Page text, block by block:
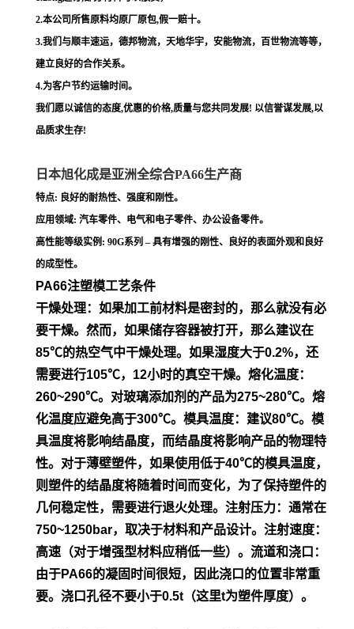
2.本公司所售原料均原厂原包,假一赔十。
3.我们与顺丰速运，德邦物流，天地华宇，安能物流，百世物流等等，
建立良好的合作关系。
4.为客户节约运输时间。
我们愿以诚信的态度,优惠的价格,质量与您共同发展! 以信誉谋发展,以
品质求生存!
日本旭化成是亚洲全综合PA66生产商
特点: 良好的耐热性、强度和刚性。
应用领域: 汽车零件、电气和电子零件、办公设备零件。
高性能等级实例: 90G系列 – 具有增强的刚性、良好的表面外观和良好
的成型性。
PA66注塑模工艺条件
干燥处理：如果加工前材料是密封的，那么就没有必
要干燥。然而，如果储存容器被打开，那么建议在
85℃的热空气中干燥处理。如果湿度大于0.2%，还
需要进行105℃，12小时的真空干燥。 熔化温度：
260~290℃。对玻璃添加剂的产品为275~280℃。熔
化温度应避免高于300℃。模具温度：建议80℃。模
具温度将影响结晶度，而结晶度将影响产品的物理特
性。对于薄壁塑件，如果使用低于40℃的模具温度，
则塑件的结晶度将随着时间而变化，为了保持塑件的
几何稳定性，需要进行退火处理。 注射压力：通常在
750~1250bar，取决于材料和产品设计。 注射速度：
高速（对于增强型材料应稍低一些）。流道和浇口：
由于PA66的凝固时间很短，因此浇口的位置非常重
要。浇口孔径不要小于0.5t（这里t为塑件厚度）。